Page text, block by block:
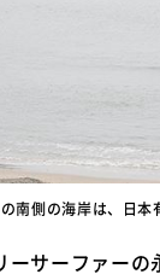
南側の海岸は、日
サーファー